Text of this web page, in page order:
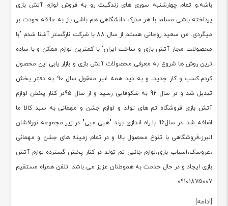
باشه.و تمام چهارشنبه سوری های زندگیت رو به فروش لوازم آتش بازی
پرداخته باشی مسلما با هر مدرک دانشگاهی هم باشی باز به علاقه خودت بر
میگردی. من سعید روحانی هستم از سال 88 با شرکت نارگستر آشنا شدم "با
محصولات مجار آتش بازی و ساخت ایران" با کمترین لوازم ممکن و با ساده
ترین روش ها شروع به معرفی محصولات آتش بازی و بازار یابی این محصول
کردم.کسب و کار جدید، و به دید همه غیر معقول سال 90 به دفتر پخش
تبدیل شد و در سال 92 به شکوفایی رسید و از سال 95در کنار پخش لوازم
آتش بازی فروشگاه تم های تولد و لوازم جشن و مهمانی به سبد کالا ما
اضافه شد. در سال96 با راه اندازی برند "هپی مپی" در زیر مجموعه نورافشان
البرز،فروشگاهی با تنوع محصول بالا و در تمام زمینه های جشن و مهمانی
،عروسک،اسباب بازی،لوازم جانبی تم تولد در کنار پخش گسترده لوازم آتش
بازی ایجاد و در حال خدمت به هموطنان عزیز می باشد. تلفن همراه مستقیم
09101875007
[ادامه]